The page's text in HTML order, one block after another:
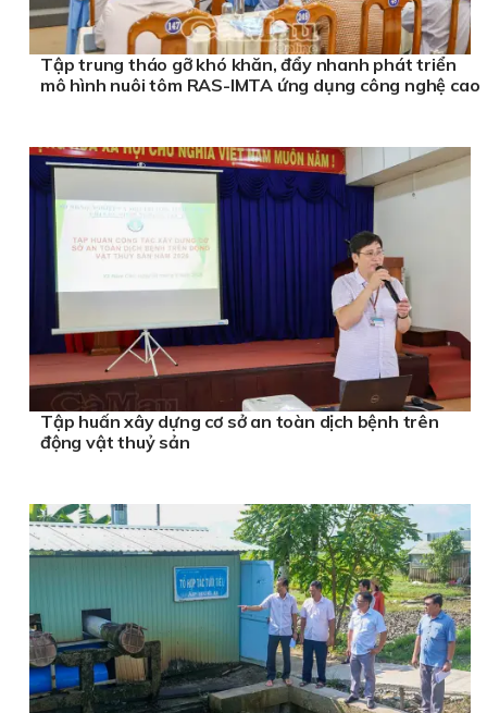
Tập trung tháo gỡ khó khăn, đẩy nhanh phát triển
mô hình nuôi tôm RAS-IMTA ứng dụng công nghệ cao
Tập huấn xây dựng cơ sở an toàn dịch bệnh trên
động vật thuỷ sản